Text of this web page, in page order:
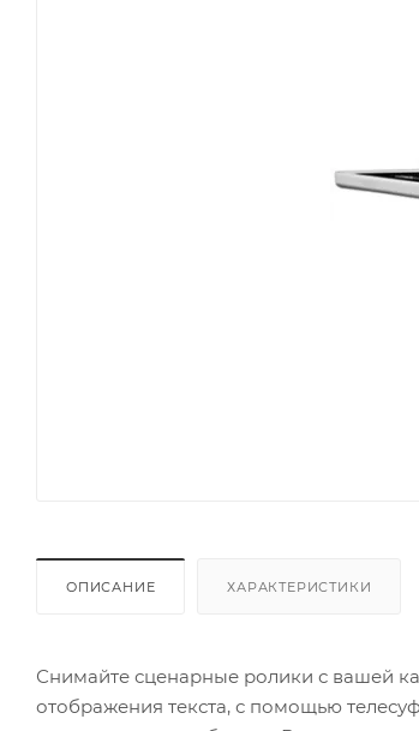
ОПИСАНИЕ ХАРАКТЕРИСТИКИ
Снимайте сценарные ролики с вашей
отображения текста, с помощью